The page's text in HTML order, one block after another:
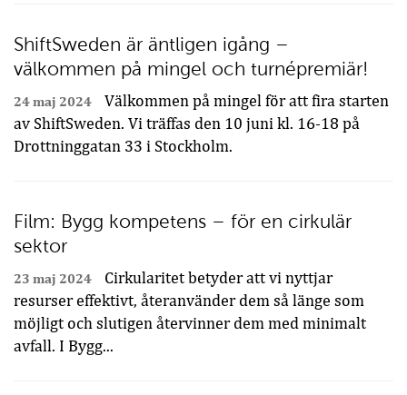
ShiftSweden är äntligen igång –
välkommen på mingel och turnépremiär!
24 maj 2024
Välkommen på mingel för att fira starten
av ShiftSweden. Vi träffas den 10 juni kl. 16-18 på
Drottninggatan 33 i Stockholm.
Film: Bygg kompetens – för en cirkulär
sektor
23 maj 2024
Cirkularitet betyder att vi nyttjar
resurser effektivt, återanvänder dem så länge som
möjligt och slutigen återvinner dem med minimalt
avfall. I Bygg...